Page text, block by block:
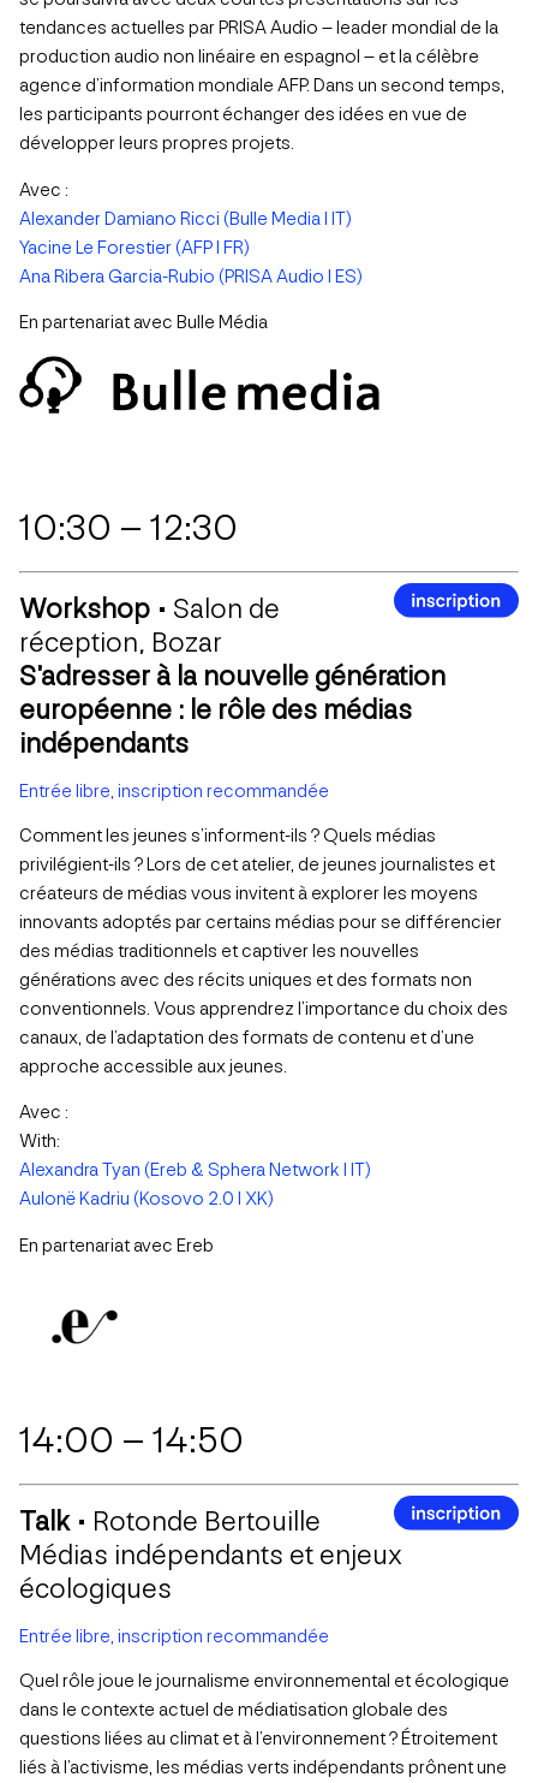
tendances actuelles par PRISA Audio – leader mondial de la
production audio non linéaire en espagnol – et la célèbre
agence d’information mondiale AFP. Dans un second temps,
les participants pourront échanger des idées en vue de
développer leurs propres projets.
Avec :
Alexander Damiano Ricci (Bulle Media I IT)
Yacine Le Forestier (AFP I FR)
Ana Ribera Garcia-Rubio (PRISA Audio I ES)
En partenariat avec Bulle Média
10:30 – 12:30
Workshop • Salon de
réception, Bozar
S’adresser à la nouvelle génération
européenne : le rôle des médias
indépendants
Entrée libre, inscription recommandée
Comment les jeunes s’informent-ils ? Quels médias
privilégient-ils ? Lors de cet atelier, de jeunes journalistes et
créateurs de médias vous invitent à explorer les moyens
innovants adoptés par certains médias pour se différencier
des médias traditionnels et captiver les nouvelles
générations avec des récits uniques et des formats non
conventionnels. Vous apprendrez l’importance du choix des
canaux, de l’adaptation des formats de contenu et d’une
approche accessible aux jeunes.
Avec :
With:
Alexandra Tyan (Ereb & Sphera Network I IT)
Aulonë Kadriu (Kosovo 2.0 I XK)
En partenariat avec Ereb
14:00 – 14:50
Talk • Rotonde Bertouille
Médias indépendants et enjeux
écologiques
Entrée libre, inscription recommandée
Quel rôle joue le journalisme environnemental et écologique
dans le contexte actuel de médiatisation globale des
questions liées au climat et à l’environnement ? Étroitement
liés à l’activisme, les médias verts indépendants prônent une